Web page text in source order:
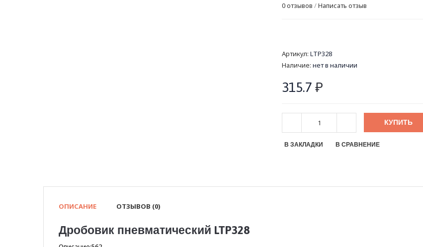
0 отзывов /Написать отзыв
Артикул: LTP328
Наличие: нет в наличии
315.7 ₽
КУПИТЬ
В ЗАКЛАДКИ В СРАВНЕНИЕ
ОПИСАНИЕ ОТЗЫВОВ (0)
Дробовик пневматический LTP328